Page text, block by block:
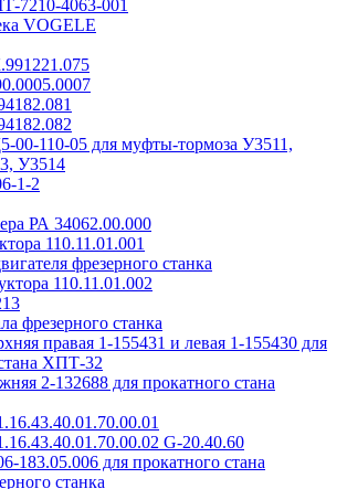
7210-4063-001
VOGELE
00-110-05 для муфты-тормоза У3511,
У3514
1-2
РА 34062.00.000
110.11.01.001
фрезерного станка
110.11.01.002
фрезерного станка
правая 1-155431 и левая 1-155430 для
ХПТ-32
2-132688 для прокатного стана
G-20.40.60
183.05.006 для прокатного стана
станка